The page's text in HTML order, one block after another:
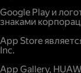
Google Play и
знаками
App Store
Inc.
App Gallery,